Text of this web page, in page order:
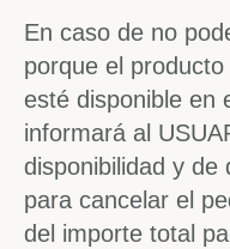
En caso de no
porque el
esté disponible en
informará al
disponibilidad y de
para cancelar el
del importe total